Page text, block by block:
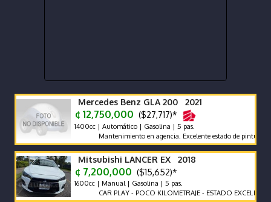
Mercedes Benz GLA 200 2021
¢ 12,750,000 ($27,717)*
1400cc | Automático | Gasolina | 5 pas.
Mantenimiento en agencia. Excelente estado de pintura. Precio
Mitsubishi LANCER EX 2018
¢ 7,200,000 ($15,652)*
1600cc | Manual | Gasolina | 5 pas.
CAR PLAY - POCO KILOMETRAJE - ESTADO EXCELENTE -